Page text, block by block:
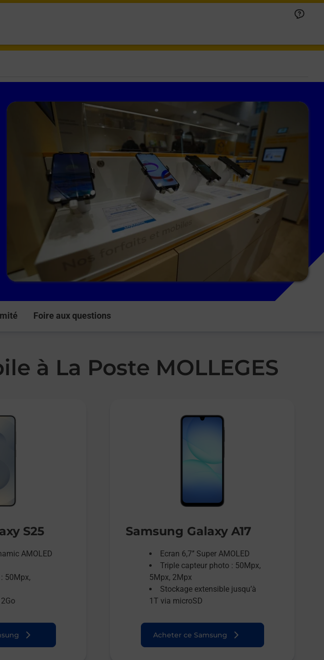
Foire aux questions
à La Poste MOLLEGES
S25
AMOLED
50Mpx,
Samsung Galaxy A17
Ecran 6,7’’ Super AMOLED
Triple capteur photo : 50Mpx,
5Mpx, 2Mpx
Stockage extensible jusqu’à
1T via microSD
Acheter ce Samsung